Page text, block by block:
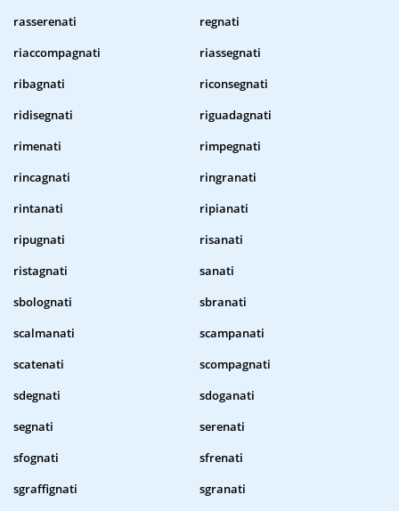
rasserenati
regnati
riaccompagnati
riassegnati
ribagnati
riconsegnati
ridisegnati
riguadagnati
rimenati
rimpegnati
rincagnati
ringranati
rintanati
ripianati
ripugnati
risanati
ristagnati
sanati
sbolognati
sbranati
scalmanati
scampanati
scatenati
scompagnati
sdegnati
sdoganati
segnati
serenati
sfognati
sfrenati
sgraffignati
sgranati